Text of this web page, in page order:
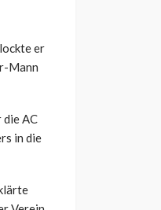
er
Mann
AC
in die